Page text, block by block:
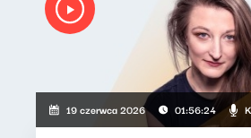
19 czerwca 2026 01:56:24